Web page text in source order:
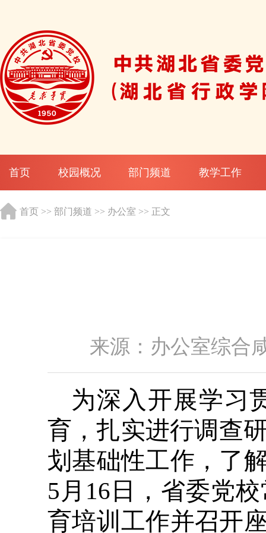
首页 校园概况 部门频道 教学工作
首页 >> 部门频道 >> 办公室 >> 正文
来源：办公室综
为深入开展学习
育，扎实进行调查
划基础性工作，了
5月16日，省委党
育培训工作并召开